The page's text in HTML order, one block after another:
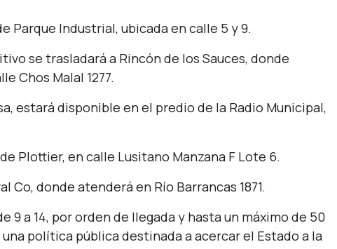
Parque Industrial, ubicada en calle 5 y 9.
se trasladará a Rincón de los Sauces, donde
Chos Malal 1277.
estará disponible en el predio de la Radio Municipal,
Plottier, en calle Lusitano Manzana F Lote 6.
donde atenderá en Río Barrancas 1871.
9 a 14, por orden de llegada y hasta un máximo de 50
política pública destinada a acercar el Estado a la